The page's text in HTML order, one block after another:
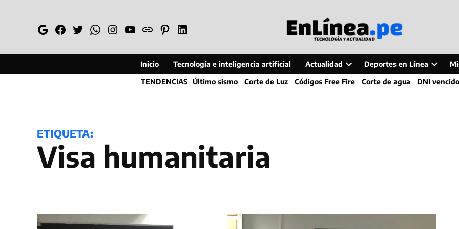
GoogleFacebook
TwitterWhatsapp
Instagram
YouTube
WebPinterestLinkedin
Inicio Tecnología e inteligencia artificial Actualidad
Open
dropdown
Deportes en Línea
Open
dropdown
TENDENCIAS Último sismo Corte de Luz Códigos Free Fire Corte de agua DNI vencido
ETIQUETA:
visa humanitaria